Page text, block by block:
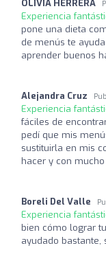
OLIVIA HERRERA
Experiencia
pone una dieta
de menús te
aprender buenos
Alejandra Cruz
Experiencia
fáciles de
pedí que mis
sustituirla en mis
hacer y con mucho
Boreli Del Valle
Experiencia
bien cómo lograr
ayudado bastante,